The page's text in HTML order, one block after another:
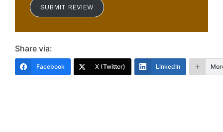
SUBMIT REVIEW
Share via:
Facebook X (Twitter) LinkedIn